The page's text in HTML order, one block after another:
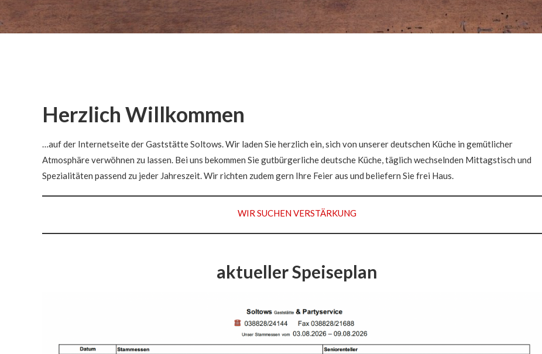
Herzlich Willkommen
…auf der Internetseite der Gaststätte Soltows. Wir laden Sie herzlich ein, sich von unserer deutschen Küche in gemütlicher
Atmosphäre verwöhnen zu lassen. Bei uns bekommen Sie gutbürgerliche deutsche Küche, täglich wechselnden Mittagstisch und
Spezialitäten passend zu jeder Jahreszeit. Wir richten zudem gern Ihre Feier aus und beliefern Sie frei Haus.
WIR SUCHEN VERSTÄRKUNG
aktueller Speiseplan